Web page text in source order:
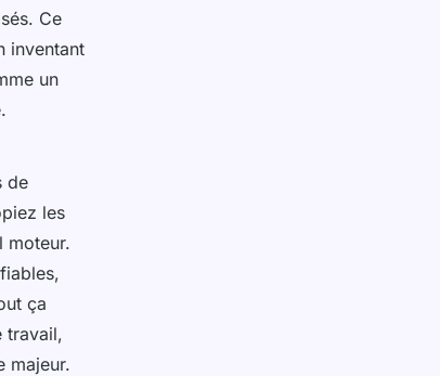
Ce
inventant
un
de
les
moteur.
ça
travail,
majeur.